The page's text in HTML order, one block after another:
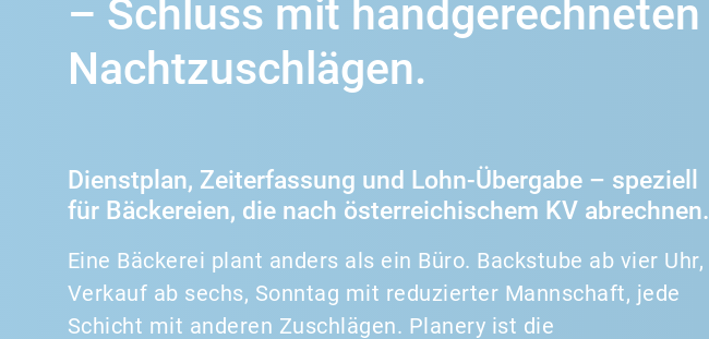
– Schluss mit handgerechneten
Nachtzuschlägen.
Dienstplan, Zeiterfassung und Lohn-Übergabe – speziell
für Bäckereien, die nach österreichischem KV abrechnen.
Eine Bäckerei plant anders als ein Büro. Backstube ab vier Uhr,
Verkauf ab sechs, Sonntag mit reduzierter Mannschaft, jede
Schicht mit anderen Zuschlägen. Planery ist die